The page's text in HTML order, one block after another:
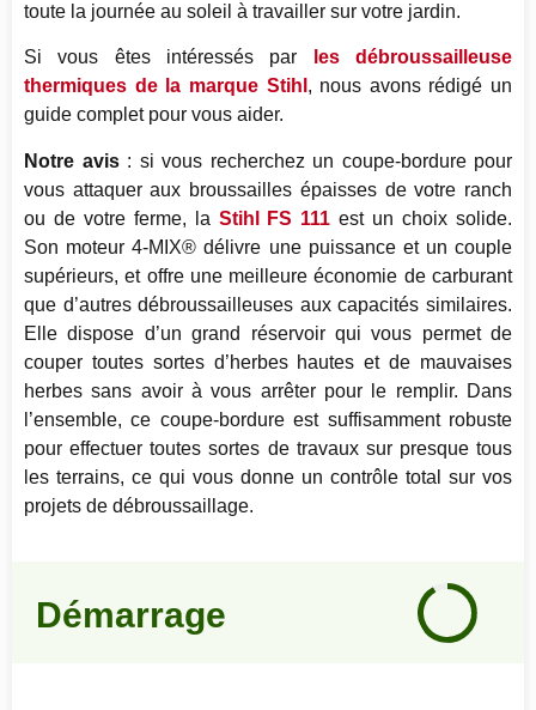
toute la journée au soleil à travailler sur votre jardin.
Si vous êtes intéressés par
les débroussailleuse
thermiques de la marque Stihl , nous avons rédigé un
guide complet pour vous aider.
Notre avis: si vous recherchez un coupe-bordure pour
vous attaquer aux broussailles épaisses de votre ranch
ou de votre ferme, la Stihl FS 111 est un choix solide.
Son moteur 4-MIX® délivre une puissance et un couple
supérieurs, et offre une meilleure économie de carburant
que d’autres débroussailleuses aux capacités similaires.
Elle dispose d’un grand réservoir qui vous permet de
couper toutes sortes d’herbes hautes et de mauvaises
herbes sans avoir à vous arrêter pour le remplir. Dans
l’ensemble, ce coupe-bordure est suffisamment robuste
pour effectuer toutes sortes de travaux sur presque tous
les terrains, ce qui vous donne un contrôle total sur vos
projets de débroussaillage.
Démarrage
avis
92%